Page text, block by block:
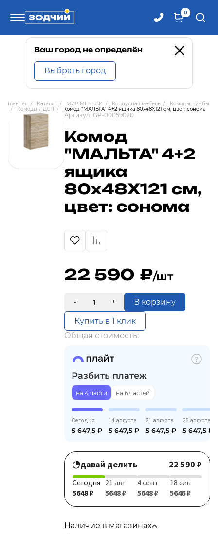
0
Телефоны
8 800 100-71-71
8 (4242) 30-00-27
8 (4242) 30-00-72
Ваш город не определён
Выбрать город
Главная / Каталог / МИР МЕБЕЛИ / Корпусная мебель /
Комоды, тумбы
/
Комоды ЛДСП / Комод "МАЛЬТА" 4+2 ящика 80х48X121 см, цвет: сонома
Артикул: GP-00059020
Комод
"МАЛЬТА" 4+2
ящика
80х48X121 см,
цвет: сонома
22 590 /шт
- + В корзину
Купить в 1 клик
Общая стоимость:
Разбить платеж
на 4 части на 6 частей
Сегодня
5 647,5 ₽
14 августа
5 647,5 ₽
21 августа
5 647,5 ₽
28 августа
5 647,5 ₽
давай делить 22 590 ₽
Сегодня
5648 ₽
21 авг
5648 ₽
4 сент
5648 ₽
18 сен
5646 ₽
Наличие в магазинах